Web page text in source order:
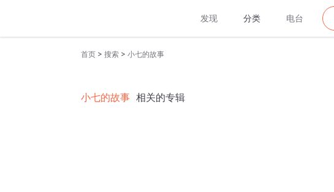
发现 分类 电台
首页 > 搜索 > 小七的故事
小七的故事 相关的专辑